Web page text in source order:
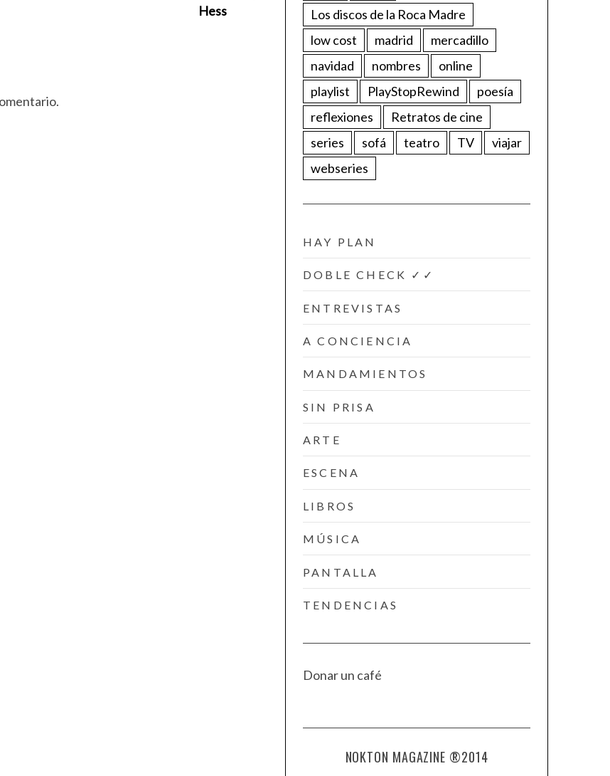
Hess
Los discos de la Roca Madre
low cost
madrid
mercadillo
navidad
nombres
online
playlist
PlayStopRewind
poesía
reflexiones
Retratos de cine
series
sofá teatro TV
viajar
webseries
HAY PLAN
DOBLE CHECK ✓✓
ENTREVISTAS
A CONCIENCIA
MANDAMIENTOS
SIN PRISA
ARTE
ESCENA
LIBROS
MÚSICA
PANTALLA
TENDENCIAS
Donar un café
NOKTON MAGAZINE ®2014